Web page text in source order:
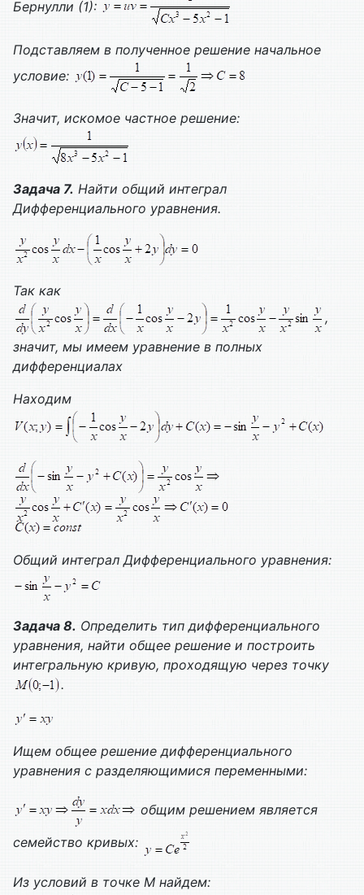
Бернулли (1):
Подставляем в полученное решение начальное
условие:
Значит, искомое частное решение:
Задача 7. Найти общий интеграл
Дифференциального уравнения.
Так как
,
значит, мы имеем уравнение в полных
дифференциалах
Находим
Общий интегралДифференциального уравнения:
Задача 8. Определить тип дифференциального
уравнения, найти общее решение и построить
интегральную кривую, проходящую через точку
.
Ищем общее решение дифференциального
уравнения с разделяющимися переменными:
общим решением является
семейство кривых:
Из условий в точке М найдем: